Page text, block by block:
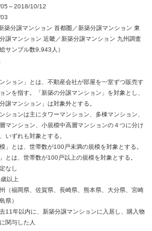
～2018/10/12
築分譲マンション 首都圏／新築分譲マンション 東
譲マンション 近畿／新築分譲マンション 九州調査
サンプル数9,943人）
ンション」とは、不動産会社が部屋を一室ずつ販売す
ンを指す。「新築の分譲マンション」を対象とし、
分譲マンション」は対象外とする。
ションは主にタワーマンション、多棟マンション、
マンション、小規模中高層マンションの４つに分け
いずれも対象とする。
」とは、世帯数が100戸未満の規模を対象とする。
」とは、世帯数が100戸以上の規模を対象とする。
なし
以上
（福岡県、佐賀県、長崎県、熊本県、大分県、宮崎
県）
11年以内に、新築分譲マンションに入居し、購入物
関与した人